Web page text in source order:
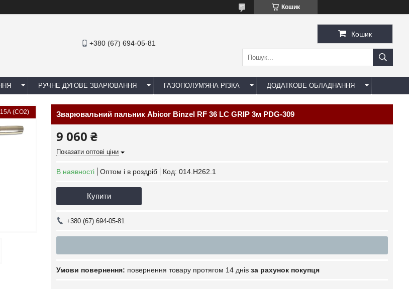
Кошик
+380 (67) 694-05-81
Кошик
РУЧНЕ ДУГОВЕ ЗВАРЮВАННЯ ГАЗОПОЛУМ'ЯНА РІЗКА ДОДАТКОВЕ ОБЛАДНАННЯ
(СO2) Зварювальний пальник Abicor Binzel RF 36 LC GRIP 3м PDG-309
9 060 ₴
Показати оптові ціни
В наявності Оптом і в роздріб Код: 014.H262.1
Купити
+380 (67) 694-05-81
повернення товару протягом 14 днів за рахунок покупця